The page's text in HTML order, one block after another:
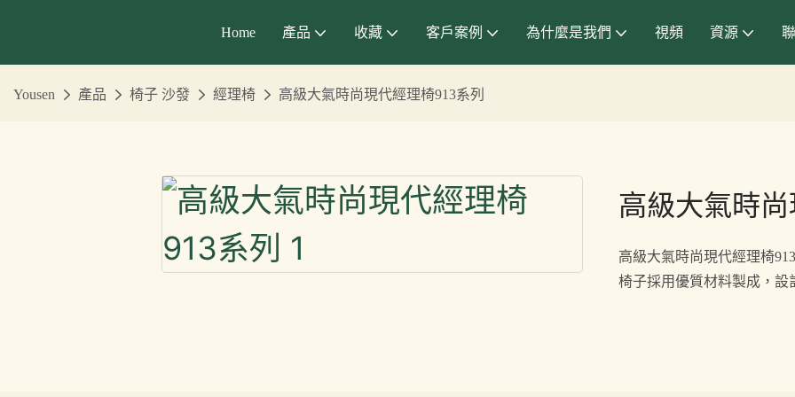
Home 產品 收藏 客戶案例 為什麼是我們 視頻 資源
Yousen 產品 椅子 沙發 經理椅 高級大氣時尚現代經理椅913系列
高級大氣時
高級大氣時尚現代經理椅
椅子採用優質材料製成，